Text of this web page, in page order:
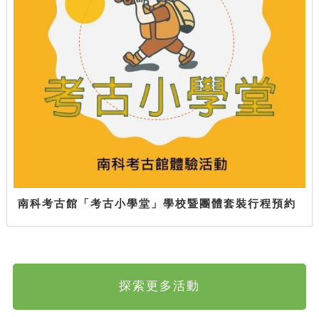
南科考古館「考古小學堂」學校暨團體套裝行程預約
探索更多活動